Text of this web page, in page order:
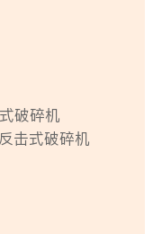
破碎机
击式破碎机